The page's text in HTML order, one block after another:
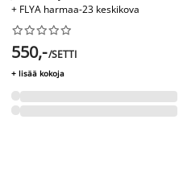
+ FLYA harmaa-23 keskikova






550,-/SETTI
+ lisää kokoja